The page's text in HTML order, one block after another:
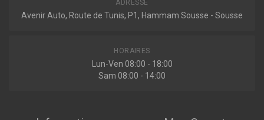
ADRESSE
Avenir Auto, Route de Tunis, P1, Hammam Sousse - Sousse
HORAIRES
Lun-Ven 08:00 - 18:00
Sam 08:00 - 14:00